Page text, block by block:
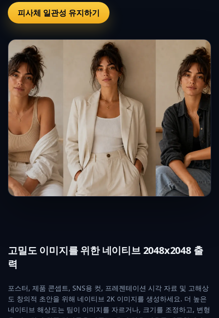
피사체 일관성 유지하기
고밀도 이미지를 위한 네이티브 2048x2048 출
력
포스터, 제품 콘셉트, SNS용 컷, 프레젠테이션 시각 자료 및 고해상
도 창의적 초안을 위해 네이티브 2K 이미지를 생성하세요. 더 높은
네이티브 해상도는 팀이 이미지를 자르거나, 크기를 조정하고, 변형